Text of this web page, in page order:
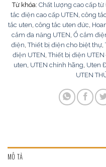
Từ khóa: Chất lượng cao cấp từ
tắc điện cao cấp UTEN công
tắc uten công tắc uten đức
cắm đa năng UTEN Ổ cắm
điện ,Thiết bị điện cho biệt thự,
điện UTEN ,Thiết bị điện
uten UTEN chính hãng Uten
UTEN
MÔ TẢ